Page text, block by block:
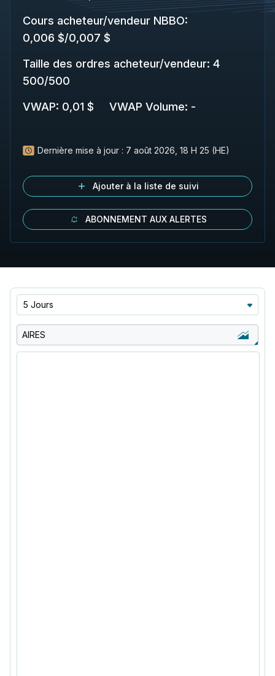
Cours acheteur/vendeur NBBO:
0,006 $/0,007 $
Taille des ordres acheteur/vendeur: 4
500/500
VWAP: 0,01 $ VWAP Volume: -
Dernière mise à jour : 7 août 2026, 18 H 25 (HE)
Ajouter à la liste de suivi
ABONNEMENT AUX ALERTES
5 Jours
AIRES